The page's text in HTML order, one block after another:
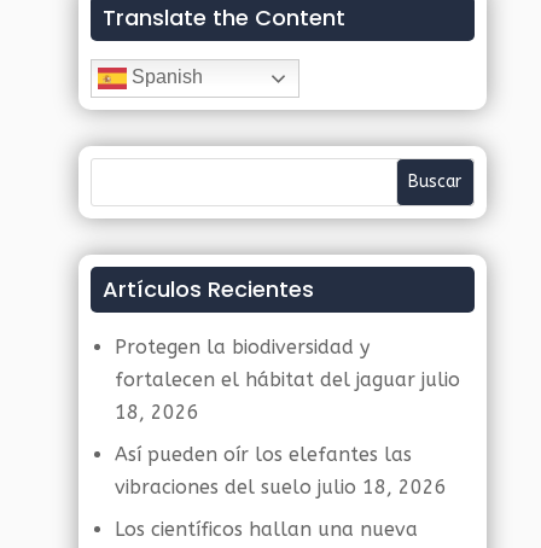
Translate the Content
Spanish
Artículos Recientes
Protegen la biodiversidad y
fortalecen el hábitat del jaguar julio
18, 2026
Así pueden oír los elefantes las
vibraciones del suelo julio 18, 2026
Los científicos hallan una nueva